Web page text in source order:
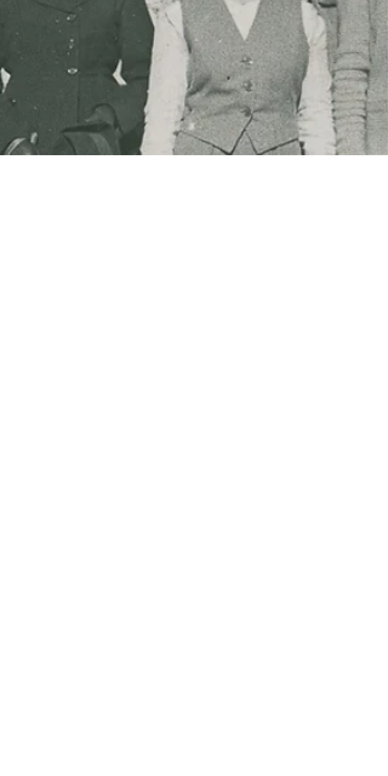
· ❌ X · ▶️ YouTube TONIS TARADELL 🐴👨‍🌾🌱🥕
#TonisTaradell #Tonis2026 #Taradell #Cul